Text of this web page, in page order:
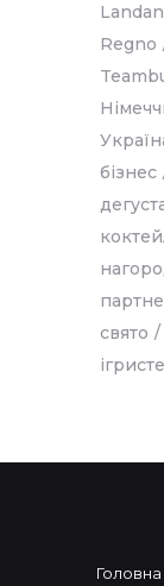
Regno
бізнес
свято
Головна